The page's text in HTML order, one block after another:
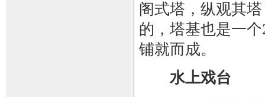
阁式塔，纵观其
的，塔基也是一
铺就而成。
水上戏台